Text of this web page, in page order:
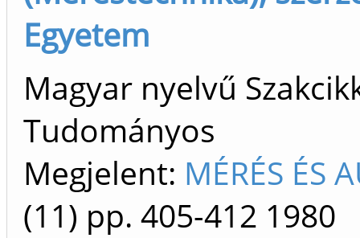
Egyetem
Magyar nyelvű
Tudományos
Megjelent: MÉRÉS ÉS
(11) pp. 405-412 1980